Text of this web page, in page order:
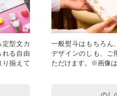
定型文カ
れる自由
り揃えて
一般熨斗はもちろん
デザインのしも、ご
ただけます。※画像は